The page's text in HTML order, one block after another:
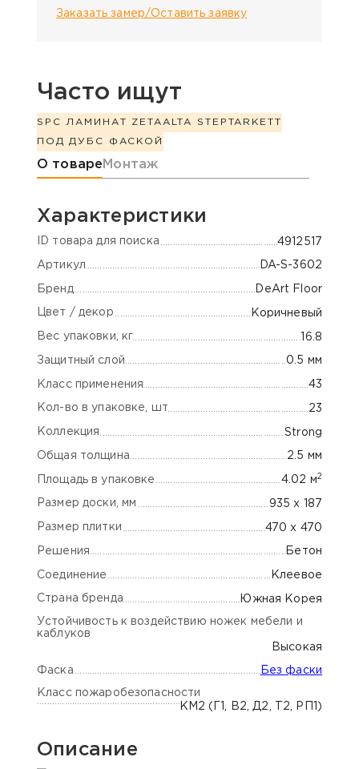
Заказать замер/Оставить заявку
Часто ищут
SPC ЛАМИНАТ ZETAALTA STEP TARKETT
ПОД ДУБ С ФАСКОЙ
Информация о товаре
О товаре Монтаж
Характеристики
ID товара для поиска 4912517
Артикул DA-S-3602
Бренд DeArt Floor
Цвет / декор Коричневый
Вес упаковки, кг 16.8
Защитный слой 0.5 мм
Класс применения 43
Кол-во в упаковке, шт 23
Коллекция Strong
Общая толщина 2.5 мм
Площадь в упаковке 4.02 м2
Размер доски, мм 935 х 187
Размер плитки 470 х 470
Решения Бетон
Соединение Клеевое
Страна бренда Южная Корея
Устойчивость к воздействию ножек мебели и
каблуков
Высокая
Фаска Без фаски
Класс пожаробезопасности
КМ2 (Г1, В2, Д2, Т2, РП1)
Описание